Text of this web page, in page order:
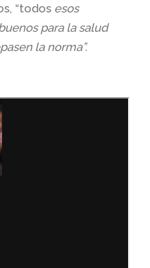
“todos esos
para la salud
la norma”.